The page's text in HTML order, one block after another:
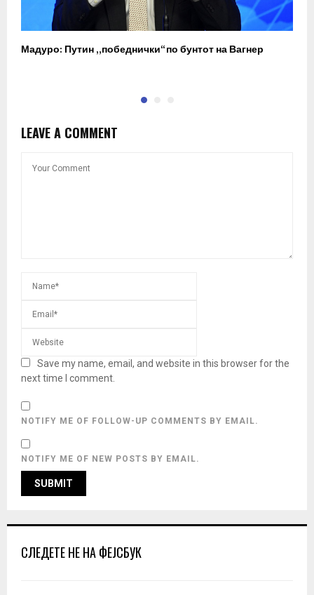
Мадуро: Путин „победнички“ по бунтот на Вагнер
LEAVE A COMMENT
Save my name, email, and website in this browser for the
next time I comment.
NOTIFY ME OF FOLLOW-UP COMMENTS BY EMAIL.
NOTIFY ME OF NEW POSTS BY EMAIL.
СЛЕДЕТЕ НЕ НА ФЕЈСБУК